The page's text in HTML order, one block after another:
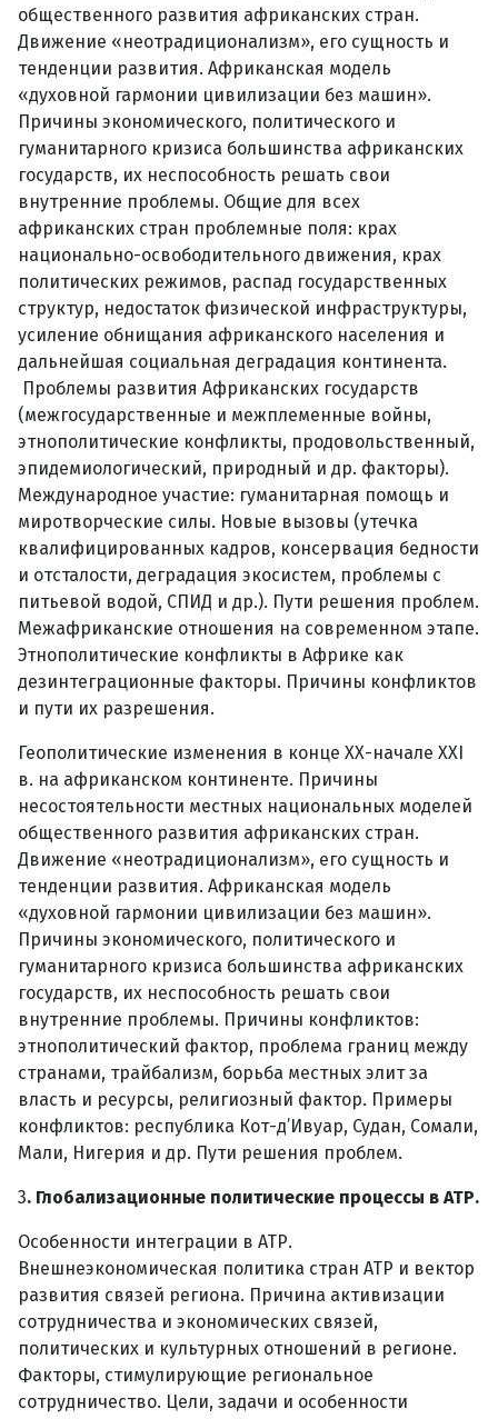
общественного развития африканских стран.
Движение «неотрадиционализм», его сущность и
тенденции развития. Африканская модель
«духовной гармонии цивилизации без машин».
Причины экономического, политического и
гуманитарного кризиса большинства африканских
государств, их неспособность решать свои
внутренние проблемы. Общие для всех
африканских стран проблемные поля: крах
национально-освободительного движения, крах
политических режимов, распад государственных
структур, недостаток физической инфраструктуры,
усиление обнищания африканского населения и
дальнейшая социальная деградация континента.
Проблемы развития Африканских государств
(межгосударственные и межплеменные войны,
этнополитические конфликты, продовольственный,
эпидемиологический, природный и др. факторы).
Международное участие: гуманитарная помощь и
миротворческие силы. Новые вызовы (утечка
квалифицированных кадров, консервация бедности
и отсталости, деградация экосистем, проблемы с
питьевой водой, СПИД и др.). Пути решения проблем.
Межафриканские отношения на современном этапе.
Этнополитические конфликты в Африке как
дезинтеграционные факторы. Причины конфликтов
и пути их разрешения.
Геополитические изменения в конце ХХ-начале XXI
в. на африканском континенте. Причины
несостоятельности местных национальных моделей
общественного развития африканских стран.
Движение «неотрадиционализм», его сущность и
тенденции развития. Африканская модель
«духовной гармонии цивилизации без машин».
Причины экономического, политического и
гуманитарного кризиса большинства африканских
государств, их неспособность решать свои
внутренние проблемы. Причины конфликтов:
этнополитический фактор, проблема границ между
странами, трайбализм, борьба местных элит за
власть и ресурсы, религиозный фактор. Примеры
конфликтов: республика Кот-д’Ивуар, Судан, Сомали,
Мали, Нигерия и др. Пути решения проблем.
3. Глобализационные политические процессы в АТР.
Особенности интеграции в АТР.
Внешнеэкономическая политика стран АТР и вектор
развития связей региона. Причина активизации
сотрудничества и экономических связей,
политических и культурных отношений в регионе.
Факторы, стимулирующие региональное
сотрудничество. Цели, задачи и особенности